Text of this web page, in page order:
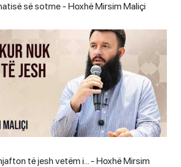
së sotme - Hoxhë Mirsim Maliçi
të jesh vetëm i… - Hoxhë Mirsim